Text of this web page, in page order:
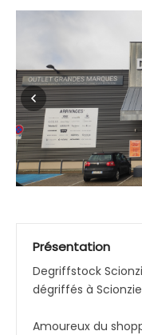
Présentation
Degriffstock
dégriffés à
Amoureux du